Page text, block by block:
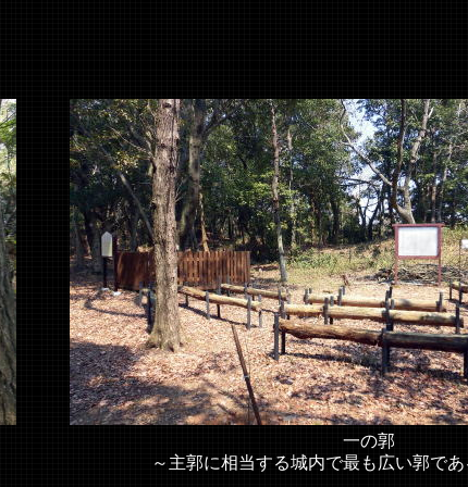
一の郭
～主郭に相当する城内で最も広い郭で